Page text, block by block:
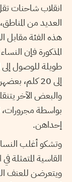
انقلاب شاحنات
العديد من
هذه الفئة مقابل
المذكورة فإن
طويلة للوصول
إلى 20 كلم،
والبعض الآخر
بواسطة
إحداهن.
وتشكو أغلب
القاسية المتمثلة
ويتعرضن للعنف